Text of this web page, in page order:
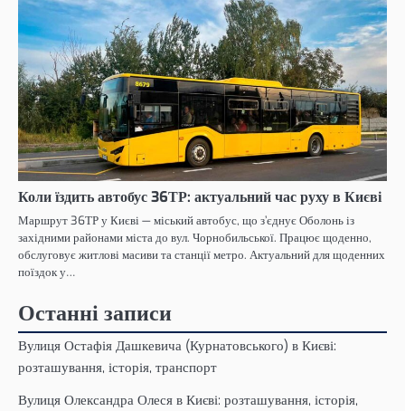
Коли їздить автобус 36ТР: актуальний час руху в Києві
Маршрут 36ТР у Києві — міський автобус, що з’єднує Оболонь із
західними районами міста до вул. Чорнобильської. Працює щоденно,
обслуговує житлові масиви та станції метро. Актуальний для щоденних
поїздок у…
Останні записи
Вулиця Остафія Дашкевича (Курнатовського) в Києві:
розташування, історія, транспорт
Вулиця Олександра Олеся в Києві: розташування, історія,